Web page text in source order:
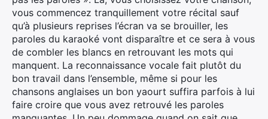
vous commencez tranquillement votre récital sauf
qu’à plusieurs reprises l’écran va se brouiller, les
paroles du karaoké vont disparaître et ce sera à vous
de combler les blancs en retrouvant les mots qui
manquent. La reconnaissance vocale fait plutôt du
bon travail dans l’ensemble, même si pour les
chansons anglaises un bon yaourt suffira parfois à lui
faire croire que vous avez retrouvé les paroles
×